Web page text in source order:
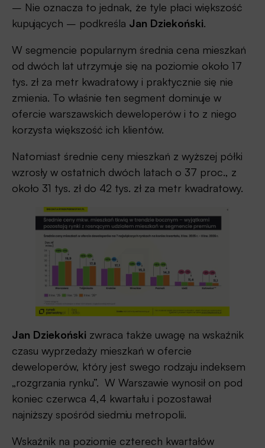
– Nie oznacza to jednak, że tyle płaci większość
kupujących – podkreśla Jan Dziekoński.
W segmencie popularnym średnia cena mieszkań
od dwóch lat utrzymuje się na poziomie około 17
tys. zł za metr kwadratowy i praktycznie się nie
zmienia. To właśnie ten segment dominuje w
ofercie warszawskich deweloperów i to z niego
korzysta większość ich klientów.
Natomiast średnie ceny mieszkań z wyższej półki
wzrosły w ostatnich dwóch latach o 37 proc., z
około 31 tys. zł do 42 tys. zł za metr kwadratowy.
Jan Dziekoński zwraca także uwagę na wskaźnik
czasu wyprzedaży mieszkań w ofercie
deweloperów, który jest swego rodzaju indeksem
„rozgrzania rynku”. W Warszawie wynosił on pod
koniec czerwca 4,4 kwartału i pozostawał
najniższy spośród siedmiu metropolii.
Wskaźnik na poziomie czterech kwartałów